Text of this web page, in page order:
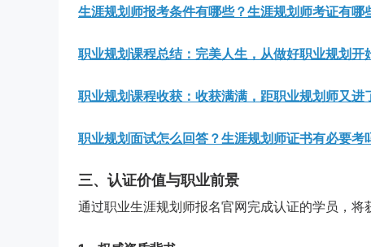
生涯规划师报考条件有哪些？生涯规划师考证有哪
职业规划课程总结：完美人生，从做好职业规划开
职业规划课程收获：收获满满，距职业规划师又进
职业规划面试怎么回答？生涯规划师证书有必要考
三、认证价值与职业前景
通过职业生涯规划师报名官网完成认证的学员，将